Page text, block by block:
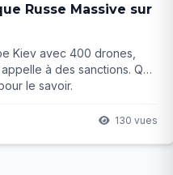
Russe Massive sur
Kiev avec 400 drones,
à des sanctions. Que
le savoir.
130 vues